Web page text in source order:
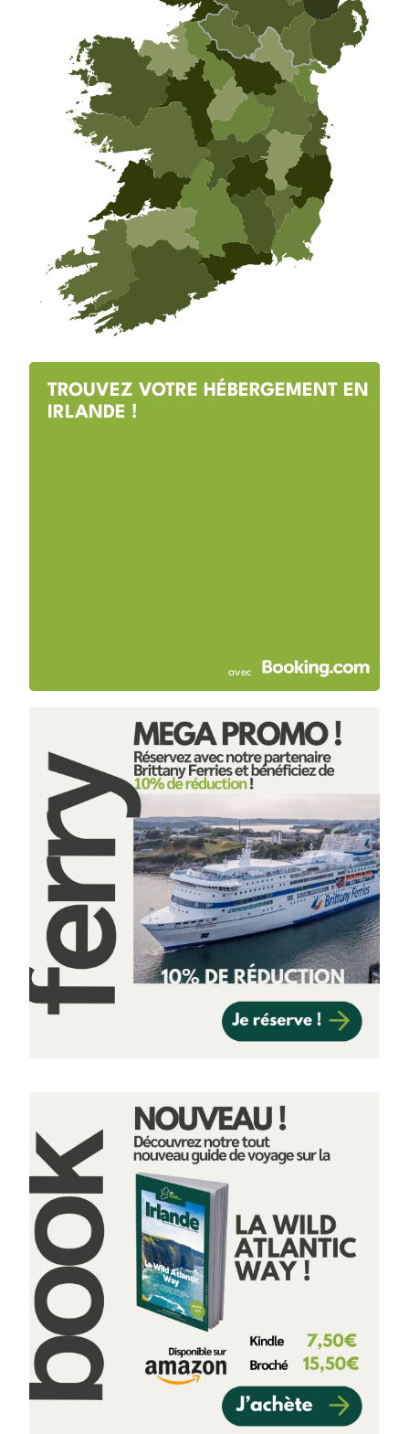
TROUVEZ VOTRE HÉBERGEMENT EN
IRLANDE !
avec